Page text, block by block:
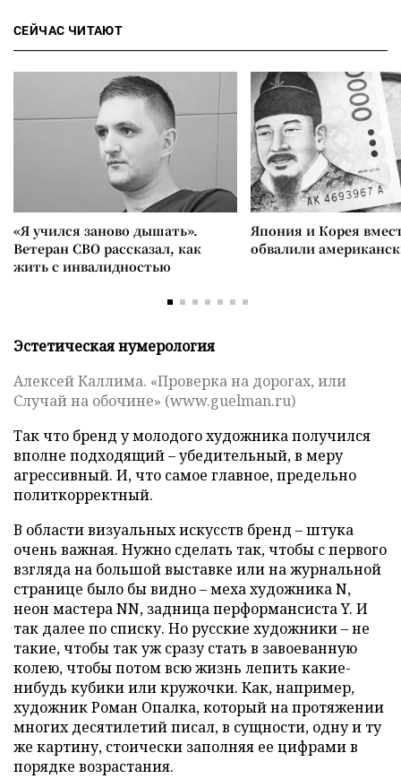
СЕЙЧАС ЧИТАЮТ
«Я учился заново дышать».
Ветеран СВО рассказал, как
жить с инвалидностью
Япония и Корея
обвалили
Эстетическая нумерология
Алексей Каллима. «Проверка на дорогах, или
Случай на обочине» (www.guelman.ru)
Так что бренд у молодого художника получился
вполне подходящий – убедительный, в меру
агрессивный. И, что самое главное, предельно
политкорректный.
В области визуальных искусств бренд – штука
очень важная. Нужно сделать так, чтобы с первого
взгляда на большой выставке или на журнальной
странице было бы видно – меха художника N,
неон мастера NN, задница перформансиста Y. И
так далее по списку. Но русские художники – не
такие, чтобы так уж сразу стать в завоеванную
колею, чтобы потом всю жизнь лепить какие-
нибудь кубики или кружочки. Как, например,
художник Роман Опалка, который на протяжении
многих десятилетий писал, в сущности, одну и ту
же картину, стоически заполняя ее цифрами в
порядке возрастания.